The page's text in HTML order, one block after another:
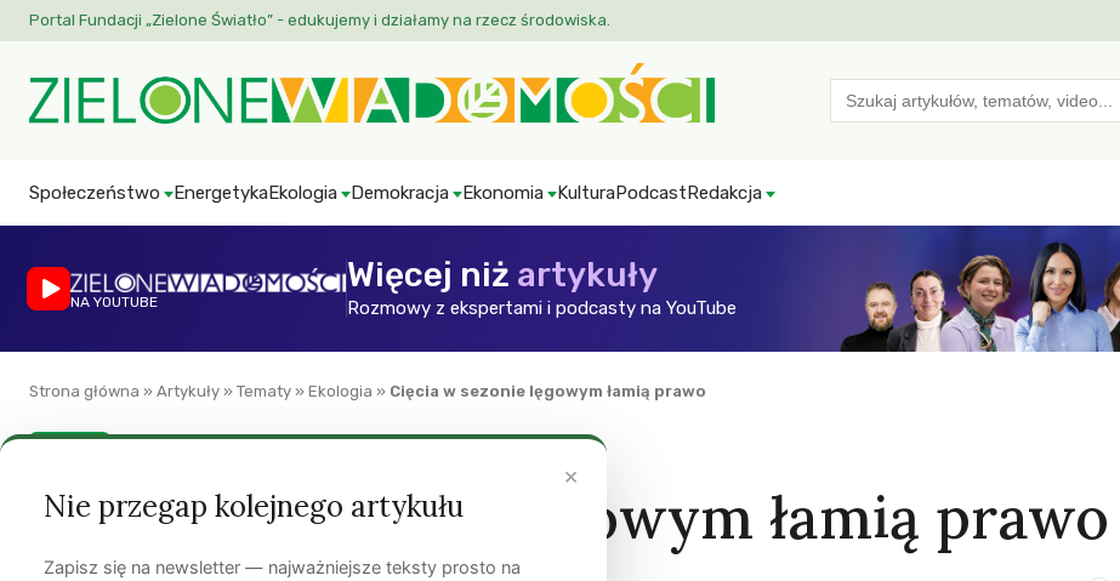
Portal Fundacji „Zielone Światło” - edukujemy i działamy na rzecz środowiska.
Search
for:
Społeczeństwo EnergetykaEkologia Demokracja Ekonomia KulturaPodcastRedakcja
NA YOUTUBE
Więcej niż artykuły
Rozmowy z ekspertami i podcasty na YouTube
Strona główna » Artykuły » Tematy » Ekologia » Cięcia w sezonie lęgowym łamią prawo
Cięcia w sezonie lęgowym łamią prawo
×
Nie przegap kolejnego artykułu
Zapisz się na newsletter — najważniejsze teksty prosto na